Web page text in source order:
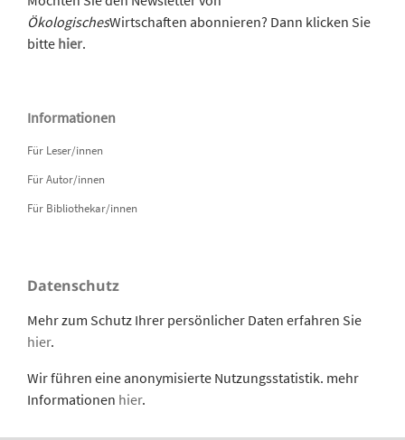
ÖkologischesWirtschaften abonnieren? Dann klicken Sie
bitte hier.
Informationen
Für Leser/innen
Für Autor/innen
Für Bibliothekar/innen
Datenschutz
Mehr zum Schutz Ihrer persönlicher Daten erfahren Sie
hier.
Wir führen eine anonymisierte Nutzungsstatistik. mehr
Informationen hier.